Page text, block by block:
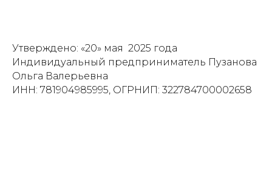
Утверждено: «20» мая 2025 года
Индивидуальный предприниматель Пузанова
Ольга Валерьевна
ИНН: 781904985995, ОГРНИП: 322784700002658